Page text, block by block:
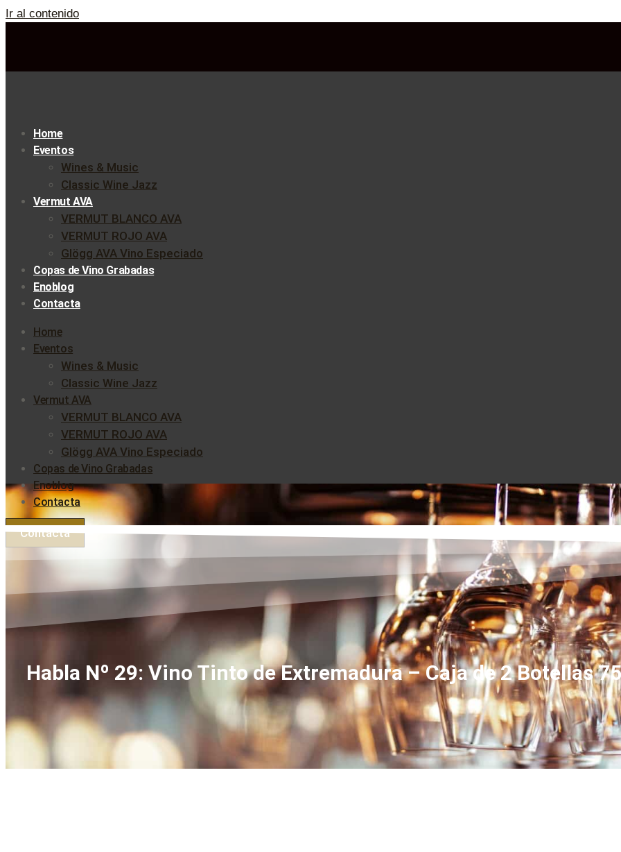
Ir al contenido
Home
Eventos
Wines & Music
Classic Wine Jazz
Vermut AVA
VERMUT BLANCO AVA
VERMUT ROJO AVA
Glögg AVA Vino Especiado
Copas de Vino Grabadas
Enoblog
Contacta
Home
Eventos
Wines & Music
Classic Wine Jazz
Vermut AVA
VERMUT BLANCO AVA
VERMUT ROJO AVA
Glögg AVA Vino Especiado
Copas de Vino Grabadas
Enoblog
Contacta
Contacta
Habla Nº 29: Vino Tinto de Extremadura – Caja de 2 Botellas